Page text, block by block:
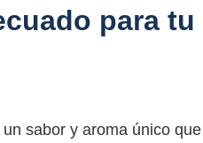
para tu
sabor y aroma único que